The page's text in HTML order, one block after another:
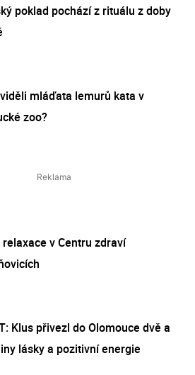
poklad pochází z rituálu z doby
mláďata lemurů kata v
zoo?
relaxace v Centru zdraví
Klus přivezl do Olomouce dvě a
lásky a pozitivní energie